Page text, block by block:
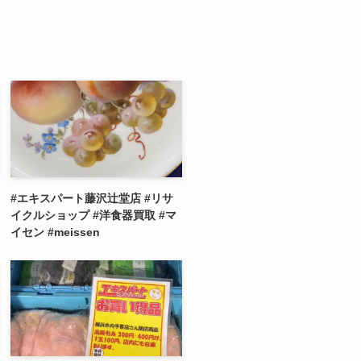
#エキスパート藤沢辻堂店 #リサ
イクルショップ #洋食器買取 #マ
イセン #meissen